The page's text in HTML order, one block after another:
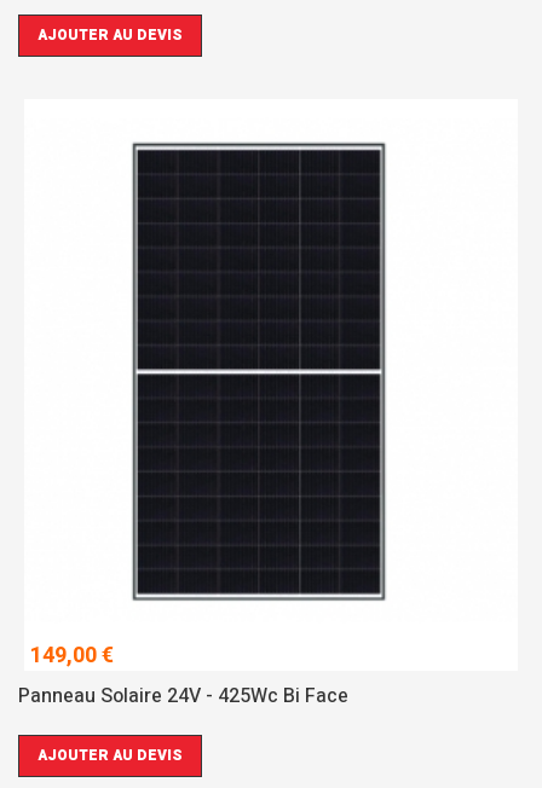
AJOUTER AU DEVIS
149,00 €
Panneau Solaire 24V - 425Wc Bi Face
AJOUTER AU DEVIS